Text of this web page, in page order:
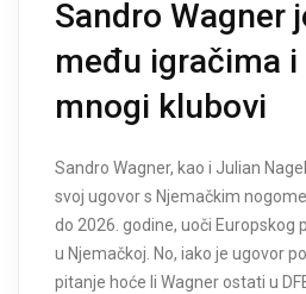
Sandro Wagner
među igračima i
mnogi klubovi
Sandro Wagner, kao i Julian
svoj ugovor s Njemačkim
do 2026. godine, uoči Europskog
u Njemačkoj. No, iako je ugovor
pitanje hoće li Wagner ostati u